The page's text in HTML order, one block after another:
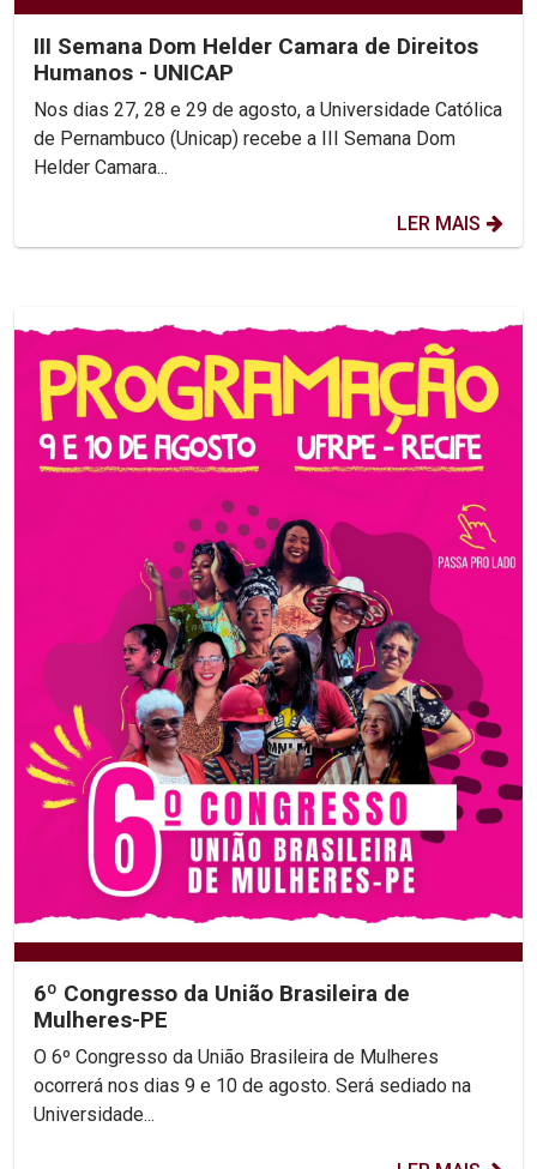
III Semana Dom Helder Camara de Direitos
Humanos - UNICAP
Nos dias 27, 28 e 29 de agosto, a Universidade Católica
de Pernambuco (Unicap) recebe a III Semana Dom
Helder Camara...
LER MAIS
6º Congresso da União Brasileira de
Mulheres-PE
O 6º Congresso da União Brasileira de Mulheres
ocorrerá nos dias 9 e 10 de agosto. Será sediado na
Universidade...